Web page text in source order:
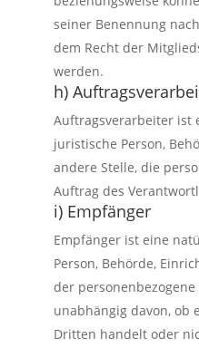
seiner Benennung
dem Recht der
werden.
h)
Auftragsverarbeiter ist
juristische Person,
andere Stelle, die
Auftrag des
i) Empfänger
Empfänger ist eine
Person, Behörde,
der
unabhängig davon, ob
Dritten handelt oder